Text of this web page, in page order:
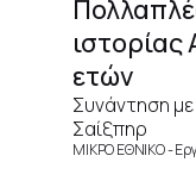
ιστορίας
ετών
Συνάντηση
Σαίξπηρ
ΜΙΚΡΟ ΕΘΝΙΚΟ